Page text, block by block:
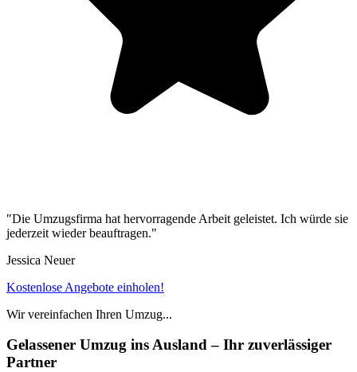
"Die Umzugsfirma hat hervorragende Arbeit geleistet. Ich würde sie
jederzeit wieder beauftragen."
Jessica Neuer
Kostenlose Angebote einholen!
Wir vereinfachen Ihren Umzug...
Gelassener Umzug ins Ausland – Ihr zuverlässiger
Partner